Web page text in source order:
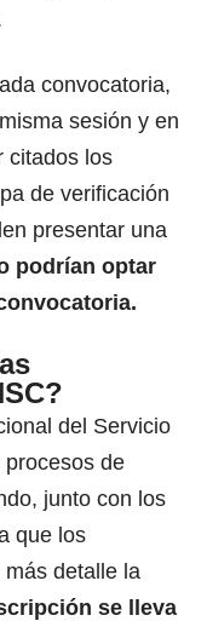
convocatoria,
sesión y en
citados los
de verificación
presentar una
podrían optar
del Servicio
de
junto con los
que los
detalle la
se lleva